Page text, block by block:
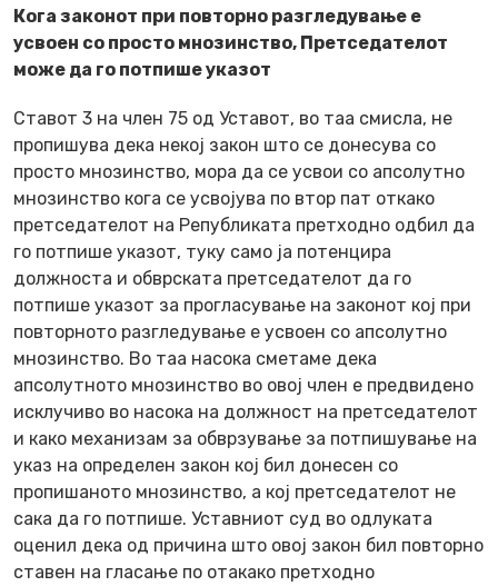
Кога законот при повторно разгледување е
усвоен со просто мнозинство, Претседателот
може да го потпише указот
Ставот 3 на член 75 од Уставот, во таа смисла, не
пропишува дека некој закон што се донесува со
просто мнозинство, мора да се усвои со апсолутно
мнозинство кога се усвојува по втор пат откако
претседателот на Републиката претходно одбил да
го потпише указот, туку само ја потенцира
должноста и обврската претседателот да го
потпише указот за прогласување на законот кој при
повторното разгледување е усвоен со апсолутно
мнозинство. Во таа насока сметаме дека
апсолутното мнозинство во овој член е предвидено
исклучиво во насока на должност на претседателот
и како механизам за обврзување за потпишување на
указ на определен закон кој бил донесен со
пропишаното мнозинство, а кој претседателот не
сака да го потпише. Уставниот суд во одлуката
оценил дека од причина што овој закон бил повторно
ставен на гласање по отакако претходно